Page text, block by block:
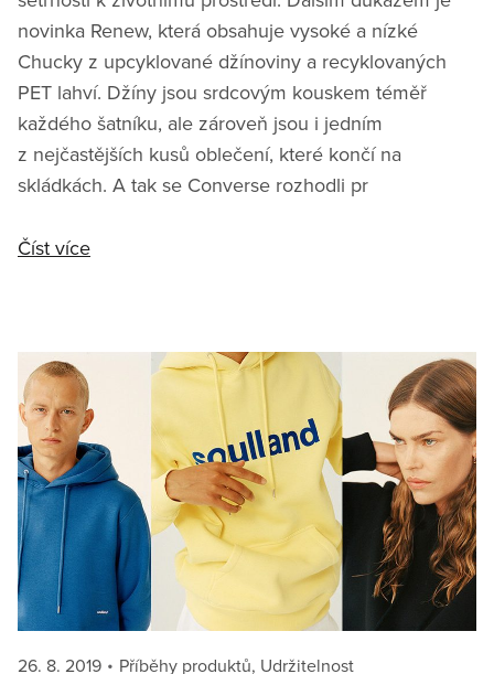
novinka Renew, která obsahuje vysoké a nízké
Chucky z upcyklované džínoviny a recyklovaných
PET lahví. Džíny jsou srdcovým kouskem téměř
každého šatníku, ale zároveň jsou i jedním
z nejčastějších kusů oblečení, které končí na
skládkách. A tak se Converse rozhodli pr
Číst více
Posted
26. 8. 2019 Categories
Příběhy produktů, Udržitelnost